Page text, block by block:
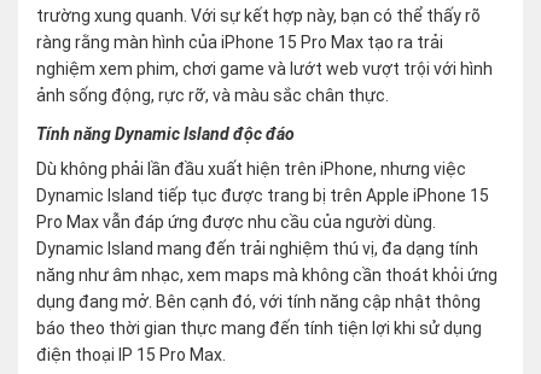
trường xung quanh. Với sự kết hợp này, bạn có thể thấy rõ
ràng rằng màn hình của iPhone 15 Pro Max tạo ra trải
nghiệm xem phim, chơi game và lướt web vượt trội với hình
ảnh sống động, rực rỡ, và màu sắc chân thực.
Tính năng Dynamic Island độc đáo
Dù không phải lần đầu xuất hiện trên iPhone, nhưng việc
Dynamic Island tiếp tục được trang bị trên Apple iPhone 15
Pro Max vẫn đáp ứng được nhu cầu của người dùng.
Dynamic Island mang đến trải nghiệm thú vị, đa dạng tính
năng như âm nhạc, xem maps mà không cần thoát khỏi ứng
dụng đang mở. Bên cạnh đó, với tính năng cập nhật thông
báo theo thời gian thực mang đến tính tiện lợi khi sử dụng
điện thoại IP 15 Pro Max.